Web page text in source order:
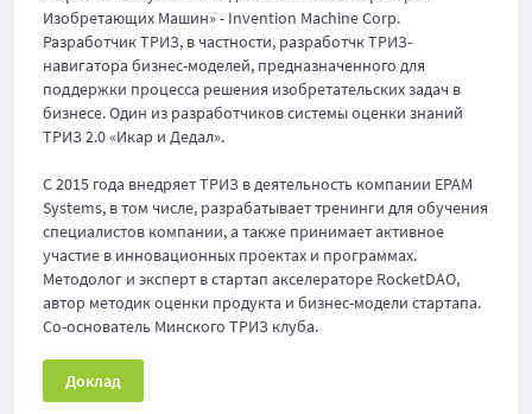
Изобретающих Машин» - Invention Machine Corp.
Разработчик ТРИЗ, в частности, разработчк ТРИЗ-
навигатора бизнес-моделей, предназначенного для
поддержки процесса решения изобретательских задач в
бизнесе. Один из разработчиков системы оценки знаний
ТРИЗ 2.0 «Икар и Дедал».
С 2015 года внедряет ТРИЗ в деятельность компании EPAM
Systems, в том числе, разрабатывает тренинги для обучения
специалистов компании, а также принимает активное
участие в инновационных проектах и программах.
Методолог и эксперт в стартап акселераторе RocketDAO,
автор методик оценки продукта и бизнес-модели стартапа.
Со-основатель Минского ТРИЗ клуба.
Доклад